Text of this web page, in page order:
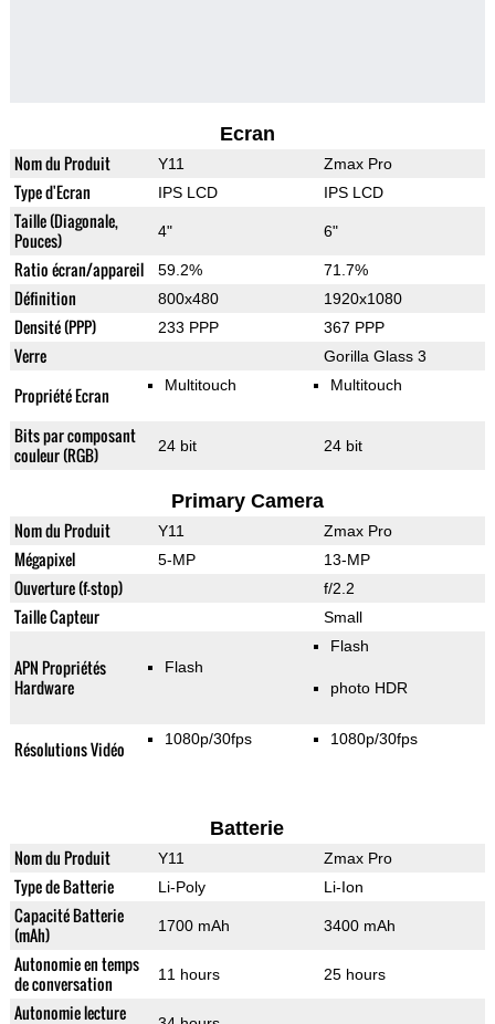
Ecran
Nom du Produit Y11 Zmax Pro
Type d'Ecran IPS LCD IPS LCD
Taille (Diagonale,
Pouces)
4" 6"
Ratio écran/appareil 59.2% 71.7%
Définition 800x480 1920x1080
Densité (PPP) 233 PPP 367 PPP
Verre Gorilla Glass 3
Propriété Ecran Multitouch Multitouch
Bits par composant
couleur (RGB)
24 bit 24 bit
Primary Camera
Nom du Produit Y11 Zmax Pro
Mégapixel 5-MP 13-MP
Ouverture (f-stop) f/2.2
Taille Capteur Small
APN Propriétés
Hardware
Flash
Flash
photo HDR
Résolutions Vidéo 1080p/30fps 1080p/30fps
Batterie
Nom du Produit Y11 Zmax Pro
Type de Batterie Li-Poly Li-Ion
Capacité Batterie
(mAh)
1700 mAh 3400 mAh
Autonomie en temps
de conversation
11 hours 25 hours
Autonomie lecture